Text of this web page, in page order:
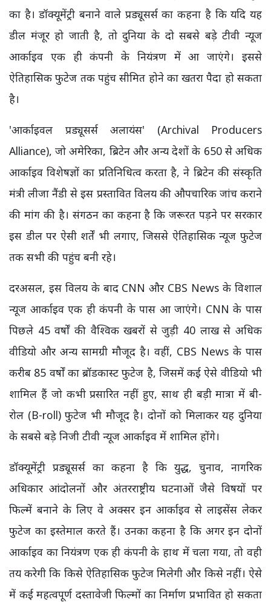
का है। डॉक्यूमेंट्री बनाने वाले प्रड्यूसर्स का कहना है कि यदि यह
डील मंजूर हो जाती है, तो दुनिया के दो सबसे बड़े टीवी न्यूज
आर्काइव एक ही कंपनी के नियंत्रण में आ जाएंगे। इससे
ऐतिहासिक फुटेज तक पहुंच सीमित होने का खतरा पैदा हो सकता
है।
'आर्काइवल प्रड्यूसर्स अलायंस' (Archival Producers
Alliance), जो अमेरिका, ब्रिटेन और अन्य देशों के 650 से अधिक
आर्काइव विशेषज्ञों का प्रतिनिधित्व करता है, ने ब्रिटेन की संस्कृति
मंत्री लीजा नैंडी से इस प्रस्तावित विलय की औपचारिक जांच कराने
की मांग की है। संगठन का कहना है कि जरूरत पड़ने पर सरकार
इस डील पर ऐसी शर्तें भी लगाए, जिससे ऐतिहासिक न्यूज फुटेज
तक सभी की पहुंच बनी रहे।
दरअसल, इस विलय के बाद CNN और CBS News के विशाल
न्यूज आर्काइव एक ही कंपनी के पास आ जाएंगे। CNN के पास
पिछले 45 वर्षों की वैश्विक खबरों से जुड़ी 40 लाख से अधिक
वीडियो और अन्य सामग्री मौजूद है। वहीं, CBS News के पास
करीब 85 वर्षों का ब्रॉडकास्ट फुटेज है, जिसमें कई ऐसे वीडियो भी
शामिल हैं जो कभी प्रसारित नहीं हुए, साथ ही बड़ी मात्रा में बी-
रोल (B-roll) फुटेज भी मौजूद है। दोनों को मिलाकर यह दुनिया
के सबसे बड़े निजी टीवी न्यूज आर्काइव में शामिल होंगे।
डॉक्यूमेंट्री प्रड्यूसर्स का कहना है कि युद्ध, चुनाव, नागरिक
अधिकार आंदोलनों और अंतरराष्ट्रीय घटनाओं जैसे विषयों पर
फिल्में बनाने के लिए वे अक्सर इन आर्काइव से लाइसेंस लेकर
फुटेज का इस्तेमाल करते हैं। उनका कहना है कि अगर इन दोनों
आर्काइव का नियंत्रण एक ही कंपनी के हाथ में चला गया, तो वही
तय करेगी कि किसे ऐतिहासिक फुटेज मिलेगी और किसे नहीं। ऐसे
में कई महत्वपूर्ण दस्तावेजी फिल्मों का निर्माण प्रभावित हो सकता